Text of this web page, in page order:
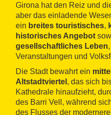
Girona hat den Reiz und
aber das einladende
ein breites touristisches,
historisches Angebot
gesellschaftliches Leben
Veranstaltungen und
Die Stadt bewahrt ein
Altstadtviertel , das sich
Kathedrale hinaufzieht,
des Barri Vell, während
des Flusses der